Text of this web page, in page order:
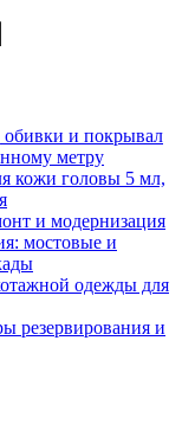
и покрывал
метру
кожи головы 5 мл,
и модернизация
мостовые и
одежды для
резервирования и